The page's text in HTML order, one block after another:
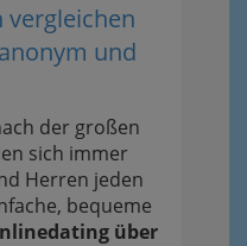
vergleichen
und
der großen
sich immer
Herren jeden
bequeme
über